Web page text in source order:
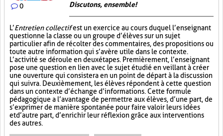
0 Discutons, ensemble!
L’Entretien collectifest un exercice au cours duquel l’enseignant
questionne la classe ou un groupe d’élèves sur un sujet
particulier afin de récolter des commentaires, des propositions ou
toute autre information qui s’avère utile dans le contexte.
L’activité se déroule en deux étapes. Premièrement, l’enseignant
pose une question en lien avec le sujet étudié en veillant à créer
une ouverture qui consistera en un point de départ à la discussion
qui suivra. Deuxièmement, les élèves répondent à cette question
dans un contexte d’échange d’informations. Cette formule
pédagogique a l’avantage de permettre aux élèves, d’une part, de
s’exprimer de manière spontanée pour faire valoir leurs idées
et d’autre part, d’enrichir leur réflexion grâce aux interventions
des autres.